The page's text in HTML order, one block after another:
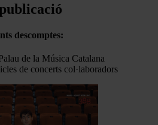
descomptes:
de la Música Catalana
de concerts col·laboradors